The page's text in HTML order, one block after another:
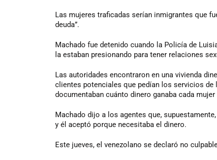
Las mujeres traficadas serían inmigrantes que
deuda”.
Machado fue detenido cuando la Policía de
la estaban presionando para tener relaciones
Las autoridades encontraron en una vivienda
clientes potenciales que pedían los servicios
documentaban cuánto dinero ganaba cada
Machado dijo a los agentes que,
y él aceptó porque necesitaba el dinero.
Este jueves, el venezolano se declaró no